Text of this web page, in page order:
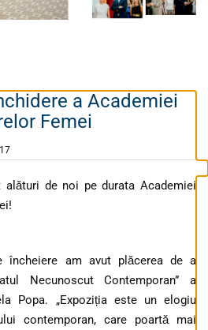
a Academiei
Femei
de noi pe durata Academiei
încheiere am avut plăcerea de a
Necunoscut Contemporan” a
Popa. „Expoziția este un elogiu
contemporan, care poartă mai